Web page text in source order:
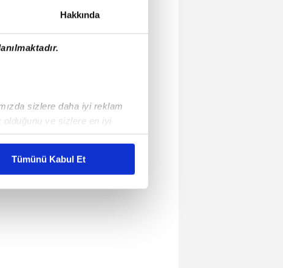
Hakkında
sizlere daha iyi reklam
olduğunu ve sizlere en iyi
karşılamak
kullanılmaktadır. Bu
hizmetlerinin sunulması
ve sizlere yönelik
Tümünü Kabul Et